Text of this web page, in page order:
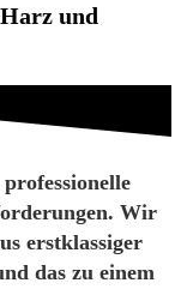
und
Wir
erstklassiger
das zu einem